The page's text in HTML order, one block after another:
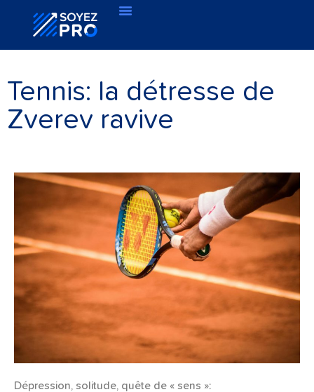
Tennis: la détresse de
Zverev ravive
Dépression, solitude, quête de « sens »: